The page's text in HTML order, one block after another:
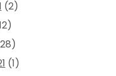
(2)
(1)